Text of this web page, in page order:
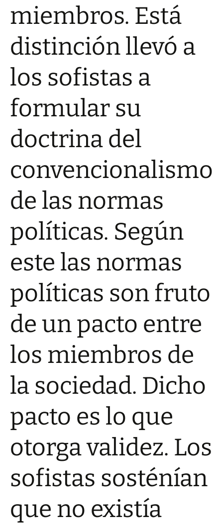
miembros. Está
distinción llevó a
los sofistas a
formular su
doctrina del
convencionalismo
de las normas
políticas. Según
este las normas
políticas son fruto
de un pacto entre
los miembros de
la sociedad. Dicho
pacto es lo que
otorga validez. Los
sofistas sosténían
que no existía